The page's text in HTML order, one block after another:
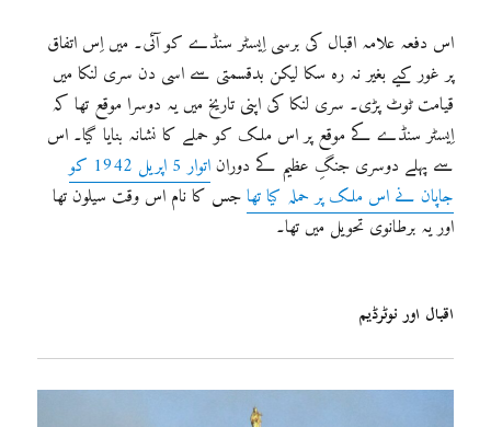
اس دفعہ علامہ اقبال کی برسی اِیسٹر سنڈے کو آئی۔ میں اِس اتفاق
پر غور کیے بغیر نہ رہ سکا لیکن بدقسمتی سے اسی دن سری لنکا میں
قیامت ٹوٹ پڑی۔ سری لنکا کی اپنی تاریخ میں یہ دوسرا موقع تھا کہ
اِیسٹر سنڈے کے موقع پر اس ملک کو حملے کا نشانہ بنایا گیا۔ اس
سے پہلے دوسری جنگِ عظیم کے دوران
اتوار 5 اپریل 1942 کو
جاپان نے اس ملک پر حملہ کیا تھاجس کا نام اس وقت سیلون تھا
اور یہ برطانوی تحویل میں تھا۔
اقبال اور نوٹرڈیم